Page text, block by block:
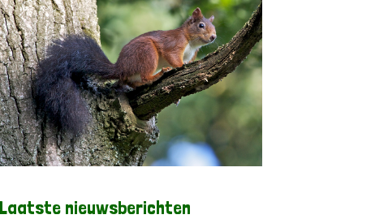
Laatste nieuwsberichten